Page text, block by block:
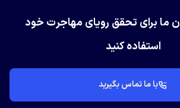
ما برای تحقق رویای مهاجرت خود
استفاده کنید
با ما تماس بگیرید